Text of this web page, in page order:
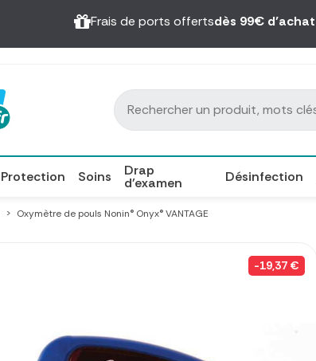
Frais de ports offertsdès 99€ d’achat
Protection Soins Drap
d'examen Désinfection
Oxymètre de pouls Nonin® Onyx® VANTAGE
-19,37 €